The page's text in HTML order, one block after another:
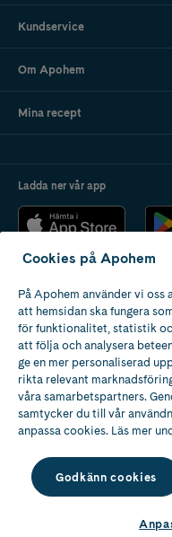
Kundservice
Om Apohem
Mina recept
Ladda ner vår app
Apotek med tillstånd
av Läkemedelsverket
Cookies på Apohem
På Apohem använder vi
att hemsidan ska fungera
för funktionalitet, statistik
att följa och analysera
ge en mer personaliserad
rikta relevant
våra samarbetspartners.
samtycker du till vår
anpassa cookies. Läs mer
Godkänn cookies